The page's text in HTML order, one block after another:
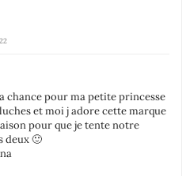
chance pour ma petite princesse
et moi j adore cette marque
pour que je tente notre
deux 🙂